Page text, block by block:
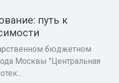
путь к
бюджетном
Москвы "Центральная